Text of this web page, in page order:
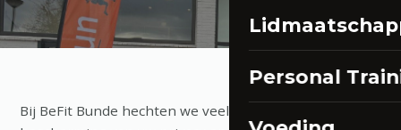
Personal
Bij BeFit Bunde hechten we veel waarde aan de